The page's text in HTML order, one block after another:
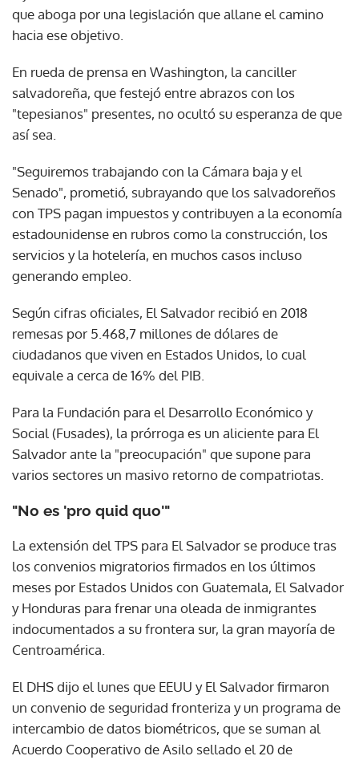
que aboga por una legislación que allane el camino
hacia ese objetivo.
En rueda de prensa en Washington, la canciller
salvadoreña, que festejó entre abrazos con los
"tepesianos" presentes, no ocultó su esperanza de que
así sea.
"Seguiremos trabajando con la Cámara baja y el
Senado", prometió, subrayando que los salvadoreños
con TPS pagan impuestos y contribuyen a la economía
estadounidense en rubros como la construcción, los
servicios y la hotelería, en muchos casos incluso
generando empleo.
Según cifras oficiales, El Salvador recibió en 2018
remesas por 5.468,7 millones de dólares de
ciudadanos que viven en Estados Unidos, lo cual
equivale a cerca de 16% del PIB.
Para la Fundación para el Desarrollo Económico y
Social (Fusades), la prórroga es un aliciente para El
Salvador ante la "preocupación" que supone para
varios sectores un masivo retorno de compatriotas.
"No es 'pro quid quo'"
La extensión del TPS para El Salvador se produce tras
los convenios migratorios firmados en los últimos
meses por Estados Unidos con Guatemala, El Salvador
y Honduras para frenar una oleada de inmigrantes
indocumentados a su frontera sur, la gran mayoría de
Centroamérica.
El DHS dijo el lunes que EEUU y El Salvador firmaron
un convenio de seguridad fronteriza y un programa de
intercambio de datos biométricos, que se suman al
Acuerdo Cooperativo de Asilo sellado el 20 de